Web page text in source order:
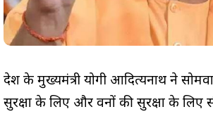
प्रदेश के मुख्यमंत्री योगी आदित्यनाथ ने
सुरक्षा के लिए और वनों की सुरक्षा के